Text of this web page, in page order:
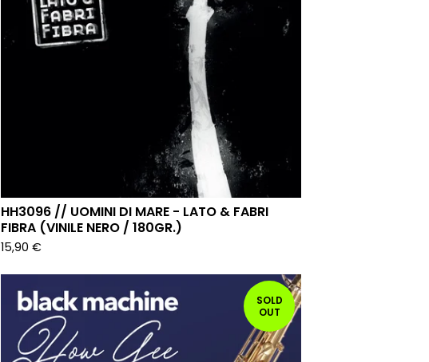
HH3096 // UOMINI DI MARE - LATO & FABRI
FIBRA (VINILE NERO / 180GR.)
15,90 €
SOLD
OUT